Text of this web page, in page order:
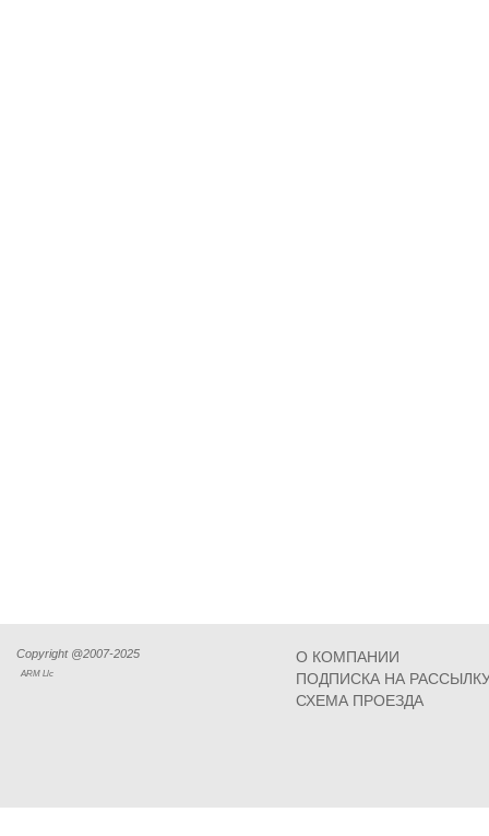
Copyright @2007-2025
ARM Llc
О КОМПАНИИ
ПОДПИСКА НА
СХЕМА ПРОЕЗДА